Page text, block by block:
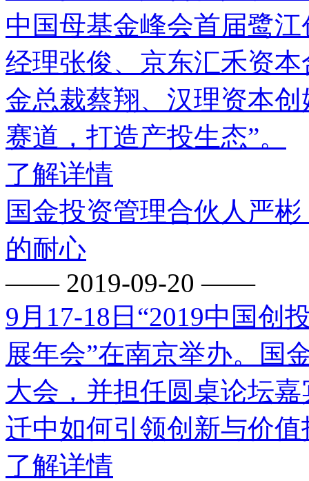
中国母基金峰会首届鹭
经理张俊、京东汇禾资
金总裁蔡翔、汉理资本
赛道，打造产投生态”。
了解详情
国金投资管理合伙人严
的耐心
—— 2019-09-20 ——
9月17-18日“2019中国创
展年会”在南京举办。国
大会，并担任圆桌论坛
迁中如何引领创新与价值
了解详情